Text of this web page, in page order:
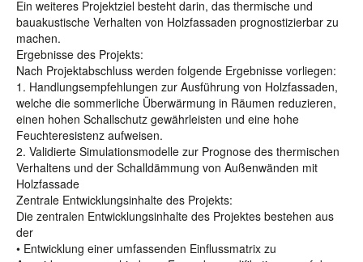
Ein weiteres Projektziel besteht darin, das thermische und
bauakustische Verhalten von Holzfassaden prognostizierbar zu
machen.
Ergebnisse des Projekts:
Nach Projektabschluss werden folgende Ergebnisse vorliegen:
1. Handlungsempfehlungen zur Ausführung von Holzfassaden,
welche die sommerliche Überwärmung in Räumen reduzieren,
einen hohen Schallschutz gewährleisten und eine hohe
Feuchteresistenz aufweisen.
2. Validierte Simulationsmodelle zur Prognose des thermischen
Verhaltens und der Schalldämmung von Außenwänden mit
Holzfassade
Zentrale Entwicklungsinhalte des Projekts:
Die zentralen Entwicklungsinhalte des Projektes bestehen aus
der
• Entwicklung einer umfassenden Einflussmatrix zu